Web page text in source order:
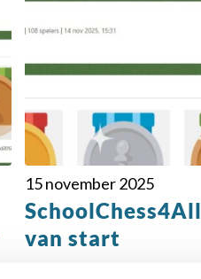
15 november 2025
SchoolChess4All
van start